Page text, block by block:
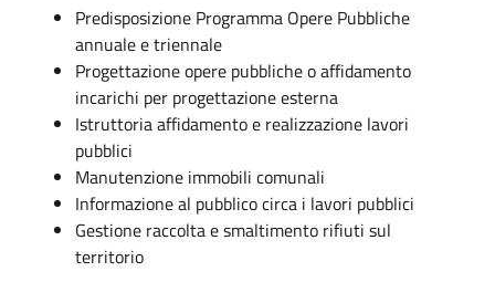
Predisposizione Programma Opere Pubbliche
annuale e triennale
Progettazione opere pubbliche o affidamento
incarichi per progettazione esterna
Istruttoria affidamento e realizzazione lavori
pubblici
Manutenzione immobili comunali
Informazione al pubblico circa i lavori pubblici
Gestione raccolta e smaltimento rifiuti sul
territorio